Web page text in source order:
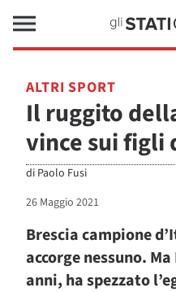
ALTRI SPORT
Il ruggito
vince sui figli
di Paolo Fusi
26 Maggio 2021
Brescia campione
accorge nessuno.
anni, ha spezzato